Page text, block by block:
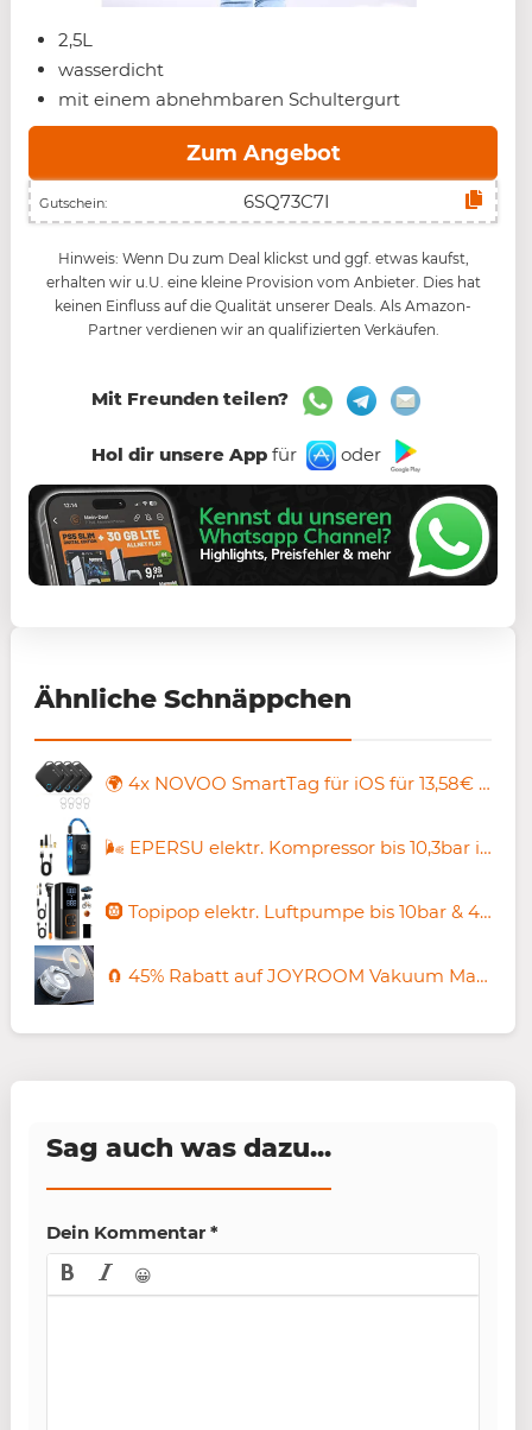
2,5L
wasserdicht
mit einem abnehmbaren Schultergurt
Zum Angebot
Gutschein:
Hinweis: Wenn Du zum Deal klickst und ggf. etwas kaufst,
erhalten wir u.U. eine kleine Provision vom Anbieter. Dies hat
keinen Einfluss auf die Qualität unserer Deals. Als Amazon-
Partner verdienen wir an qualifizierten Verkäufen.
Mit Freunden teilen?
Hol dir unsere Appfür oder
Ähnliche Schnäppchen
🌍 4x NOVOO SmartTag für iOS für 13,58€ (statt 19€)
🌬️ EPERSU elektr. Kompressor bis 10,3bar inkl. Zubehör für 17,49€ (statt 25€)
🛞 Topipop elektr. Luftpumpe bis 10bar & 4 Modi für 19,90€ (statt 29€)
🧲 45% Rabatt auf JOYROOM Vakuum MagSafe Halterung ab 7,94€ (statt 15€)
Sag auch was dazu...
Dein Kommentar *
😀